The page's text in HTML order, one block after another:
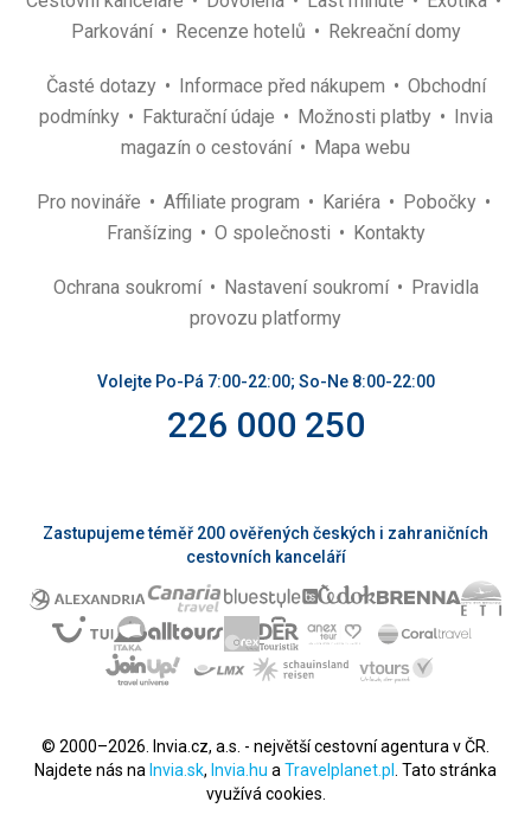
Parkování
Recenze hotelů Rekreační domy
Časté dotazy Informace před nákupem
Obchodní
podmínky
Fakturační údaje Možnosti platby
Invia
magazín o cestování
Mapa webu
Pro novináře Affiliate program Kariéra
Pobočky
Franšízing
O společnosti Kontakty
Ochrana soukromí Nastavení soukromí
Pravidla
provozu platformy
Volejte Po-Pá 7:00-22:00; So-Ne 8:00-22:00
226 000 250
Zastupujeme téměř 200 ověřených českých i zahraničních
cestovních kanceláří
© 2000–2026. Invia.cz, a.s. - největší cestovní agentura v ČR.
Najdete nás na Invia.sk, Invia.hu a Travelplanet.pl
. Tato stránka
využívá cookies.